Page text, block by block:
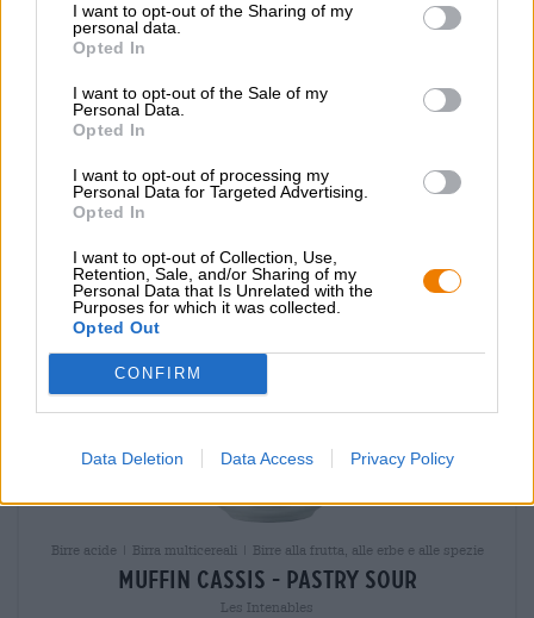
I want to opt-out of the Sharing of my
personal data.
Opted In
I want to opt-out of the Sale of my
Personal Data.
Opted In
I want to opt-out of processing my
Personal Data for Targeted Advertising.
Opted In
I want to opt-out of Collection, Use,
Retention, Sale, and/or Sharing of my
Personal Data that Is Unrelated with the
Purposes for which it was collected.
Opted Out
CONFIRM
Data Deletion Data Access Privacy Policy
marvellous liquids gift box
€ 39,19 € 44,29
EINWEG
Esaurito
UNTAPPD: 4,04
Birre acide | Birra multicereali | Birre alla frutta, alle erbe e alle spezie
muffin cassis - pastry sour
Les Intenables